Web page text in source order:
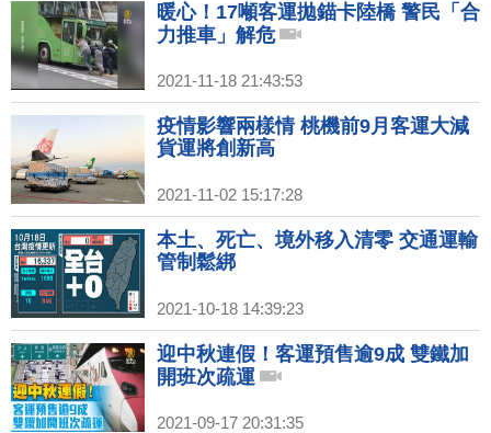
暖心！17噸客運拋錨卡陸橋 警民「合
力推車」解危
2021-11-18 21:43:53
疫情影響兩樣情 桃機前9月客運大減
貨運將創新高
2021-11-02 15:17:28
本土、死亡、境外移入清零 交通運輸
管制鬆綁
2021-10-18 14:39:23
迎中秋連假！客運預售逾9成 雙鐵加
開班次疏運
2021-09-17 20:31:35